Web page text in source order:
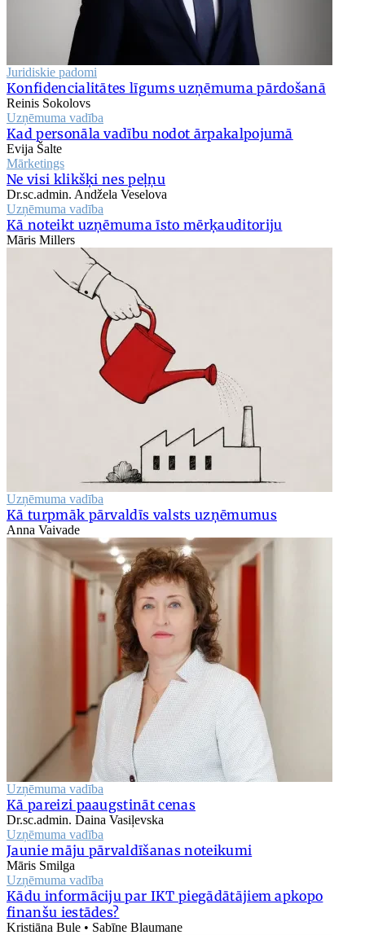
Juridiskie padomi
Konfidencialitātes līgums uzņēmuma pārdošanā
Reinis Sokolovs
Uzņēmuma vadība
Kad personāla vadību nodot ārpakalpojumā
Evija Šalte
Mārketings
Ne visi klikšķi nes peļņu
Dr.sc.admin. Andžela Veselova
Uzņēmuma vadība
Kā noteikt uzņēmuma īsto mērķauditoriju
Māris Millers
Uzņēmuma vadība
Kā turpmāk pārvaldīs valsts uzņēmumus
Anna Vaivade
Uzņēmuma vadība
Kā pareizi paaugstināt cenas
Dr.sc.admin. Daina Vasiļevska
Uzņēmuma vadība
Jaunie māju pārvaldīšanas noteikumi
Māris Smilga
Uzņēmuma vadība
Kādu informāciju par IKT piegādātājiem apkopo
finanšu iestādes?
Kristiāna Bule • Sabīne Blaumane